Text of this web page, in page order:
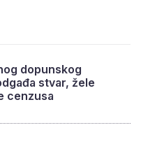
dopunskog
stvar, žele
cenzusa